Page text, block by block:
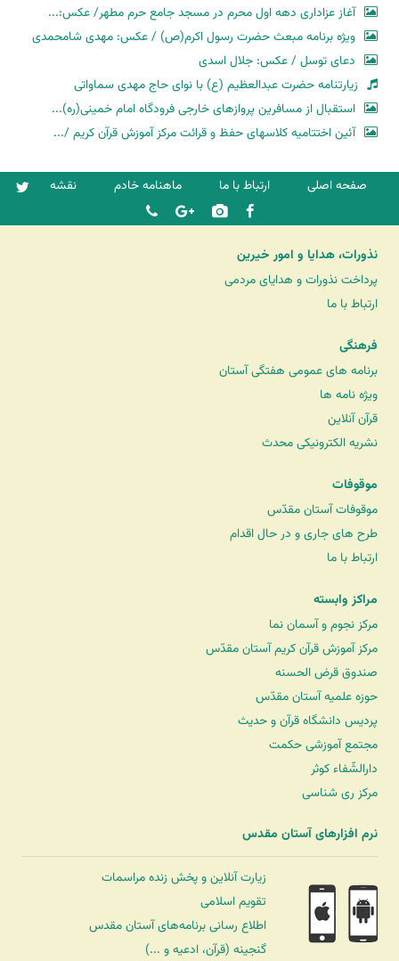
آغاز عزاداری دهه اول محرم در مسجد جامع حرم مطهر/ عکس:...
ویژه برنامه مبعث حضرت رسول اکرم(ص) / عکس: مهدی شامحمدی
دعای توسل / عکس: جلال اسدی
زیارتنامه حضرت عبدالعظیم (ع) با نوای حاج مهدی سماواتی
استقبال از مسافرین پروازهای خارجی فرودگاه امام خمینی(ره)...
آئین اختتامیه کلاسهای حفظ و قرائت مرکز آموزش قرآن کریم /...
صفحه اصلی ارتباط با ما ماهنامه خادم نقشه
نذورات، هدایا و امور خیرین
پرداخت نذورات و هدایای مردمی
ارتباط با ما
فرهنگی
برنامه های عمومی هفتگی آستان
ویژه نامه ها
قرآن آنلاین
نشریه الکترونیکی محدث
موقوفات
موقوفات آستان مقدّس
طرح های جاری و در حال اقدام
ارتباط با ما
مراکز وابسته
مرکز نجوم و آسمان نما
مرکز آموزش قرآن کریم آستان مقدّس
صندوق قرض الحسنه
حوزه علمیه آستان مقدّس
پردیس دانشگاه قرآن و حدیث
مجتمع آموزشی حکمت
دارالشّفاء کوثر
مرکز ری شناسی
نرم افزارهای آستان مقدس
زیارت آنلاین و پخش زنده مراسمات
تقویم اسلامی
اطلاع رسانی برنامه‌های آستان مقدس
گنجینه (قرآن، ادعیه و ...)